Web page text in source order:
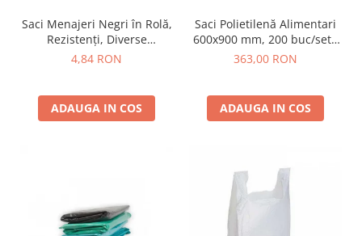
Saci Menajeri Negri în Rolă,
Rezistenți, Diverse
Dimensiuni
4,84 RON
ADAUGA IN COS
Saci Polietilenă Alimentari
600x900 mm, 200 buc/set -
Transparenți
363,00 RON
ADAUGA IN COS